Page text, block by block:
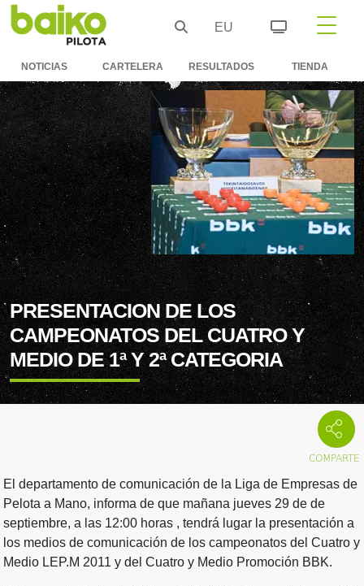
EU
NOTICIAS CARTELERA RESULTADOS TIENDA
PRESENTACION DE LOS
CAMPEONATOS DEL CUATRO Y
MEDIO DE 1ª Y 2ª CATEGORIA
El departamento de comunicación de la Liga de Empresas de
Pelota a Mano, informa de que mañana jueves 29 de de
septiembre, a las 12:00 horas , tendrá lugar la presentación a
los medios de comunicación de los campeonatos del Cuatro y
Medio LEP.M 2011 y del Cuatro y Medio Promoción BBK.